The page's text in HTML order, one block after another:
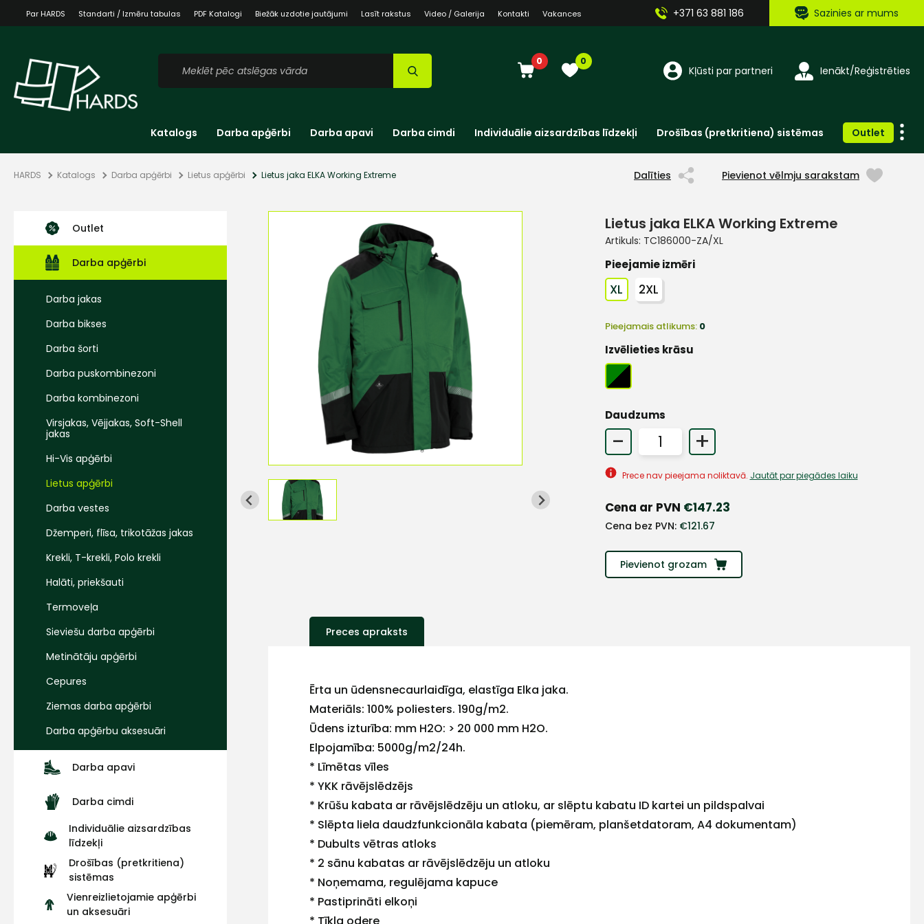
Par HARDS Standarti / Izmēru tabulas PDF Katalogi Biežāk uzdotie jautājumi Lasīt rakstus Video / Galerija Kontakti Vakances +371 63 881 186 Sazinies ar mums
0 0
Kļūsti par partneri Ienākt/Reģistrēties
Katalogs Darba apģērbi Darba apavi Darba cimdi Individuālie aizsardzības līdzekļi Drošības (pretkritiena) sistēmas Outlet
HARDS Katalogs Darba apģērbi Lietus apģērbi Lietus jaka ELKA Working Extreme Dalīties Pievienot vēlmju sarakstam
Outlet
Darba apģērbi
Darba jakas
Darba bikses
Darba šorti
Darba puskombinezoni
Darba kombinezoni
Virsjakas, Vējjakas, Soft-Shell
jakas
Hi-Vis apģērbi
Lietus apģērbi
Darba vestes
Džemperi, flīsa, trikotāžas jakas
Krekli, T-krekli, Polo krekli
Halāti, priekšauti
Termoveļa
Sieviešu darba apģērbi
Metinātāju apģērbi
Cepures
Ziemas darba apģērbi
Darba apģērbu aksesuāri
Darba apavi
Darba cimdi
Individuālie aizsardzības
līdzekļi
Drošības (pretkritiena)
sistēmas
Vienreizlietojamie apģērbi
un aksesuāri
Lietus jaka ELKA Working Extreme
Artikuls: TC186000-ZA/XL
Pieejamie izmēri
XL 2XL
Pieejamais atlikums: 0
Izvēlieties krāsu
Daudzums
- +
Prece nav pieejama noliktavā. Jautāt par piegādes laiku
Cena ar PVN €147.23
Cena bez PVN: €121.67
Pievienot grozam
Preces apraksts
Ērta un ūdensnecaurlaidīga, elastīga Elka jaka.
Materiāls: 100% poliesters. 190g/m2.
Ūdens izturība: mm H2O: > 20 000 mm H2O.
Elpojamība: 5000g/m2/24h.
* Līmētas vīles
* YKK rāvējslēdzējs
* Krūšu kabata ar rāvējslēdzēju un atloku, ar slēptu kabatu ID kartei un pildspalvai
* Slēpta liela daudzfunkcionāla kabata (piemēram, planšetdatoram, A4 dokumentam)
* Dubults vētras atloks
* 2 sānu kabatas ar rāvējslēdzēju un atloku
* Noņemama, regulējama kapuce
* Pastiprināti elkoņi